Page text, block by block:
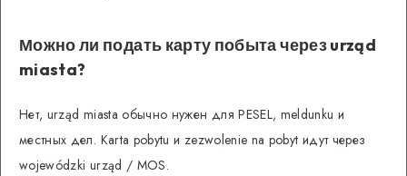
Можно ли подать карту побыта через urząd
miasta?
Нет, urząd miasta обычно нужен для PESEL, meldunku и
местных дел. Karta pobytu и zezwolenie na pobyt идут через
wojewódzki urząd / MOS.